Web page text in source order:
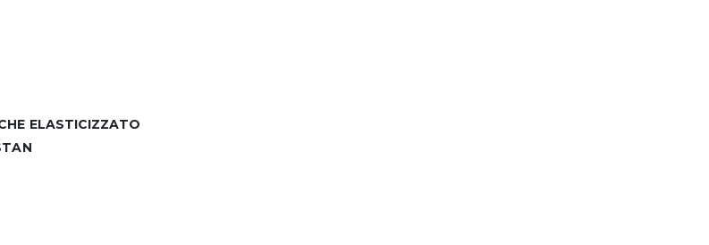
ELASTICIZZATO